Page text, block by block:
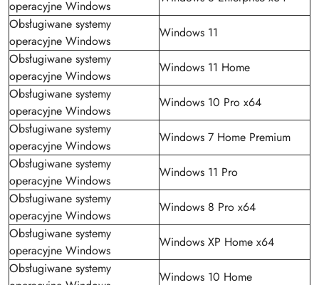
operacyjne Windows
Obsługiwane systemy
operacyjne Windows
Windows 11
Obsługiwane systemy
operacyjne Windows
Windows 11 Home
Obsługiwane systemy
operacyjne Windows
Windows 10 Pro x64
Obsługiwane systemy
operacyjne Windows
Windows 7 Home Premium
Obsługiwane systemy
operacyjne Windows
Windows 11 Pro
Obsługiwane systemy
operacyjne Windows
Windows 8 Pro x64
Obsługiwane systemy
operacyjne Windows
Windows XP Home x64
Obsługiwane systemy
Windows 10 Home